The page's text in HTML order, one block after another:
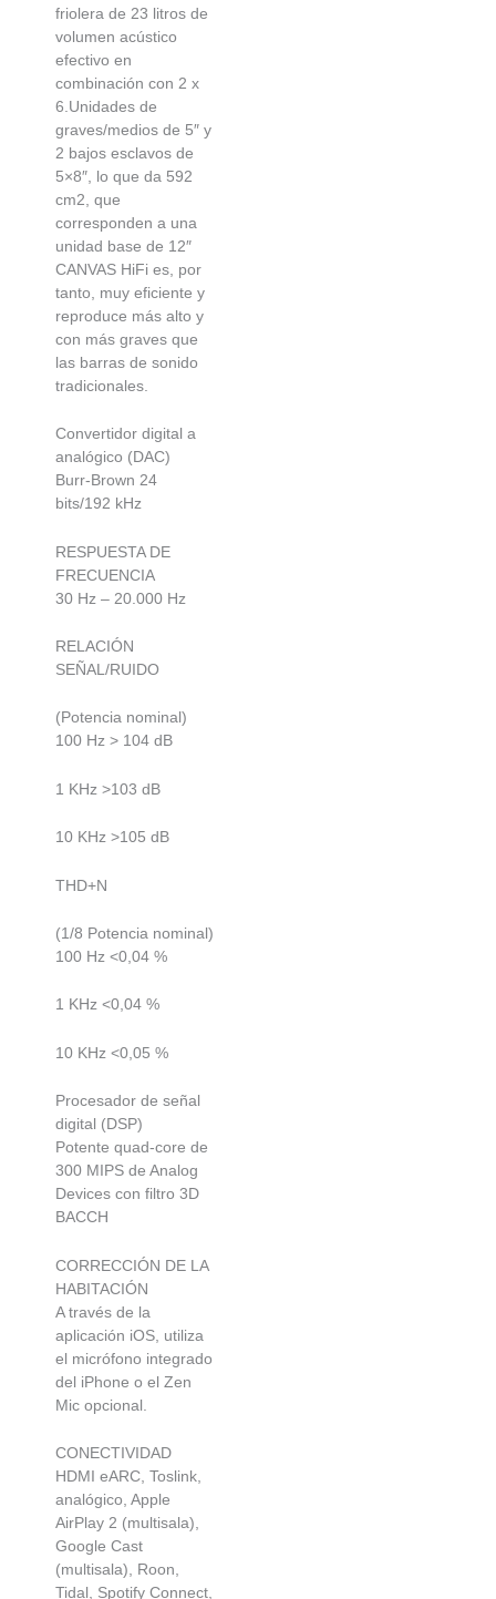
friolera de 23 litros de
volumen acústico
efectivo en
combinación con 2 x
6.Unidades de
graves/medios de 5″ y
2 bajos esclavos de
5×8″, lo que da 592
cm2, que
corresponden a una
unidad base de 12″
CANVAS HiFi es, por
tanto, muy eficiente y
reproduce más alto y
con más graves que
las barras de sonido
tradicionales.
Convertidor digital a
analógico (DAC)
Burr-Brown 24
bits/192 kHz
RESPUESTA DE
FRECUENCIA
30 Hz – 20.000 Hz
RELACIÓN
SEÑAL/RUIDO
(Potencia nominal)
100 Hz > 104 dB
1 KHz >103 dB
10 KHz >105 dB
THD+N
(1/8 Potencia nominal)
100 Hz <0,04 %
1 KHz <0,04 %
10 KHz <0,05 %
Procesador de señal
digital (DSP)
Potente quad-core de
300 MIPS de Analog
Devices con filtro 3D
BACCH
CORRECCIÓN DE LA
HABITACIÓN
A través de la
aplicación iOS, utiliza
el micrófono integrado
del iPhone o el Zen
Mic opcional.
CONECTIVIDAD
HDMI eARC, Toslink,
analógico, Apple
AirPlay 2 (multisala),
Google Cast
(multisala), Roon,
Tidal, Spotify Connect,